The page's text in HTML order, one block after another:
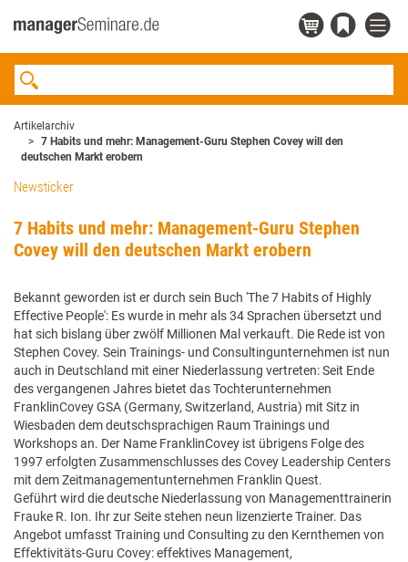
Artikelarchiv
7 Habits und mehr: Management-Guru Stephen Covey will den
deutschen Markt erobern
Newsticker
7 Habits und mehr: Management-Guru Stephen
Covey will den deutschen Markt erobern
Bekannt geworden ist er durch sein Buch 'The 7 Habits of Highly
Effective People': Es wurde in mehr als 34 Sprachen übersetzt und
hat sich bislang über zwölf Millionen Mal verkauft. Die Rede ist von
Stephen Covey. Sein Trainings- und Consultingunternehmen ist nun
auch in Deutschland mit einer Niederlassung vertreten: Seit Ende
des vergangenen Jahres bietet das Tochterunternehmen
FranklinCovey GSA (Germany, Switzerland, Austria) mit Sitz in
Wiesbaden dem deutschsprachigen Raum Trainings und
Workshops an. Der Name FranklinCovey ist übrigens Folge des
1997 erfolgten Zusammenschlusses des Covey Leadership Centers
mit dem Zeitmanagementunternehmen Franklin Quest.
Geführt wird die deutsche Niederlassung von Managementtrainerin
Frauke R. Ion. Ihr zur Seite stehen neun lizenzierte Trainer. Das
Angebot umfasst Training und Consulting zu den Kernthemen von
Effektivitäts-Guru Covey: effektives Management,